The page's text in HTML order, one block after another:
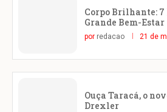
Corpo Brilhante: 7
Grande Bem-Estar
por redacao 21 de
Ouça Taracá, o
Drexler